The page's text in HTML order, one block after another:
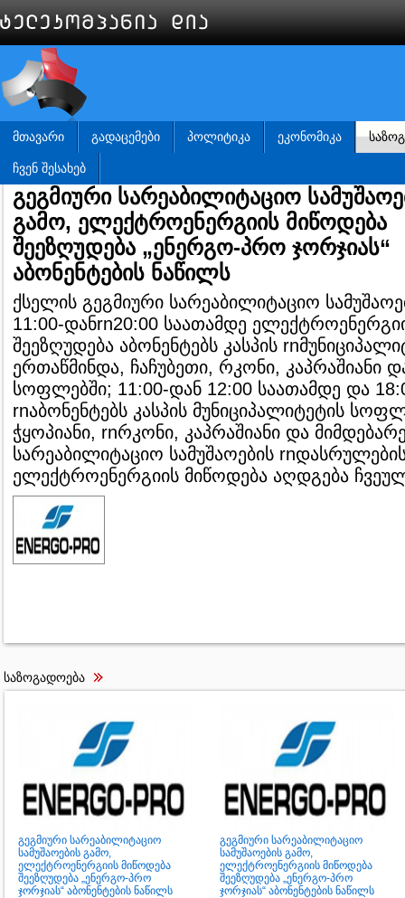
ᲛᲗᲐᲕᲐᲠᲘ ᲒᲐᲓᲐᲪᲔᲛᲔᲑᲘ ᲞᲝᲚᲘᲢᲘᲙᲐ ᲔᲙᲝᲜᲝᲛᲘᲙᲐ
ᲩᲕᲔᲜ ᲨᲔᲡᲐᲮᲔᲑ
გეგმიური სარეაბილიტაციო
გამო, ელექტროენერგიის მიწოდება
შეეზღუდება „ენერგო-პრო ჯორჯიას“
აბონენტების ნაწილს
ქსელის გეგმიური სარეაბილიტაციო
11:00-დანrn20:00 საათამდე
შეეზღუდება აბონენტებს კასპის
ერთაწმინდა, ჩაჩუბეთი, რკონი, კაპრაშიანი
სოფლებში; 11:00-დან 12:00 საათამდე და
rnაბონენტებს კასპის მუნიციპალიტეტის
ჭყოპიანი, rnრკონი, კაპრაშიანი და
სარეაბილიტაციო სამუშაოების
ელექტროენერგიის მიწოდება აღდგება
საზოგადოება
გეგმიური სარეაბილიტაციო
სამუშაოების გამო,
ელექტროენერგიის მიწოდება
შეეზღუდება „ენერგო-პრო
ჯორჯიას“ აბონენტების ნაწილს
გეგმიური სარეაბილიტაციო
სამუშაოების გამო,
ელექტროენერგიის მიწოდება
შეეზღუდება „ენერგო-პრო
ჯორჯიას“ აბონენტების ნაწილს